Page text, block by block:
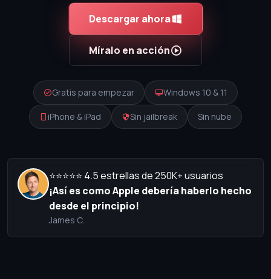
Descargar ahora
Míralo en acción
Gratis para empezar Windows 10 & 11
iPhone & iPad Sin jailbreak Sin nube
⭐⭐⭐⭐⭐ 4.5 estrellas de 250K+ usuarios
¡Así es como Apple debería haberlo hecho
desde el principio!
James C.